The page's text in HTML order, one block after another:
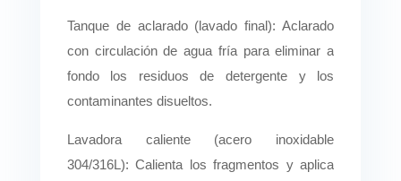
Tanque de aclarado (lavado final): Aclarado
con circulación de agua fría para eliminar a
fondo los residuos de detergente y los
contaminantes disueltos.
Lavadora caliente (acero inoxidable
304/316L): Calienta los fragmentos y aplica